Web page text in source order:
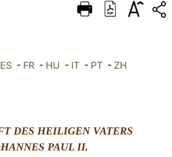
DEUTSCH
العربيّة ES - FR - HU - IT - PT - ZH
DES HEILIGEN VATERS
PAUL II.